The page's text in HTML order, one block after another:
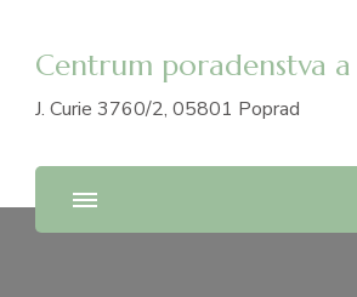
Centrum poradenstva
J. Curie 3760/2, 05801 Poprad